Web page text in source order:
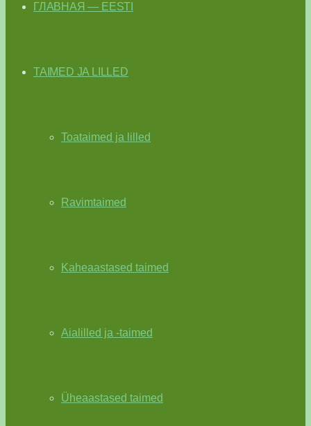
ГЛАВНАЯ — EESTI
TAIMED JA LILLED
Toataimed ja lilled
Ravimtaimed
Kaheaastased taimed
Aialilled ja -taimed
Üheaastased taimed